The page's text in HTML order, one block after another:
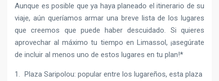
Aunque es posible que ya haya planeado el itinerario de su
viaje, aún queríamos armar una breve lista de los lugares
que creemos que puede haber descuidado. Si quieres
aprovechar al máximo tu tiempo en Limassol, ¡asegúrate
de incluir al menos uno de estos lugares en tu plan!*
Plaza Saripolou: popular entre los lugareños, esta plaza